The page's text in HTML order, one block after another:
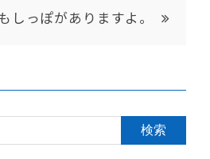
しっぽがありますよ。